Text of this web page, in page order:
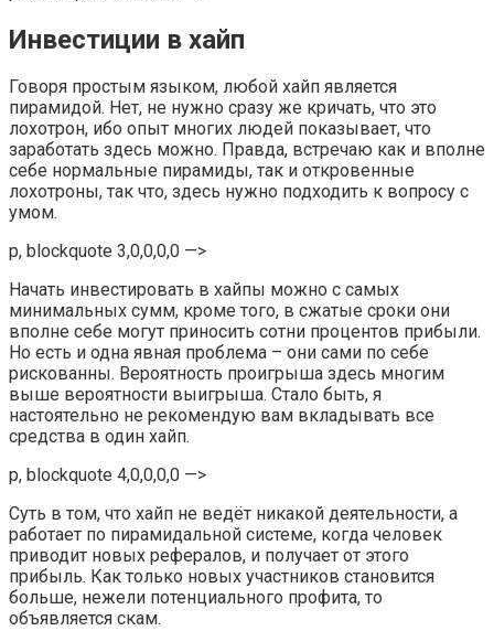
Инвестиции в хайп
Говоря простым языком, любой хайп является
пирамидой. Нет, не нужно сразу же кричать, что это
лохотрон, ибо опыт многих людей показывает, что
заработать здесь можно. Правда, встречаю как и вполне
себе нормальные пирамиды, так и откровенные
лохотроны, так что, здесь нужно подходить к вопросу с
умом.
p, blockquote 3,0,0,0,0 —>
Начать инвестировать в хайпы можно с самых
минимальных сумм, кроме того, в сжатые сроки они
вполне себе могут приносить сотни процентов прибыли.
Но есть и одна явная проблема – они сами по себе
рискованны. Вероятность проигрыша здесь многим
выше вероятности выигрыша. Стало быть, я
настоятельно не рекомендую вам вкладывать все
средства в один хайп.
p, blockquote 4,0,0,0,0 —>
Суть в том, что хайп не ведёт никакой деятельности, а
работает по пирамидальной системе, когда человек
приводит новых рефералов, и получает от этого
прибыль. Как только новых участников становится
больше, нежели потенциального профита, то
объявляется скам.